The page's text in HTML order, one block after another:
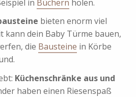
in Büchern holen.
bieten enorm viel
kann dein Baby Türme bauen,
die Bausteine in Körbe
Küchenschränke aus und
haben einen Riesenspaß